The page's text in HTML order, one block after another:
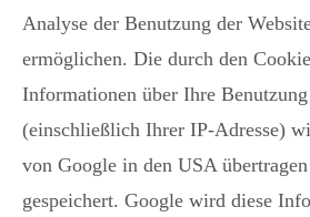
Analyse der Benutzung der
ermöglichen. Die durch den
Informationen über Ihre
(einschließlich Ihrer IP-Adresse)
von Google in den USA
gespeichert. Google wird diese